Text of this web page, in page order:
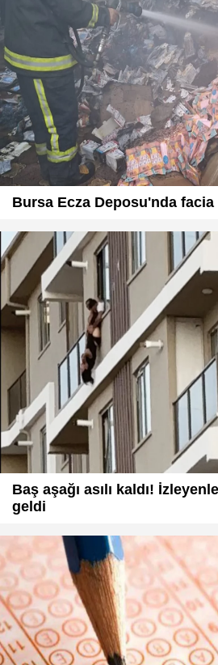
Bursa Ecza Deposu'nda
Baş aşağı asılı kaldı!
geldi